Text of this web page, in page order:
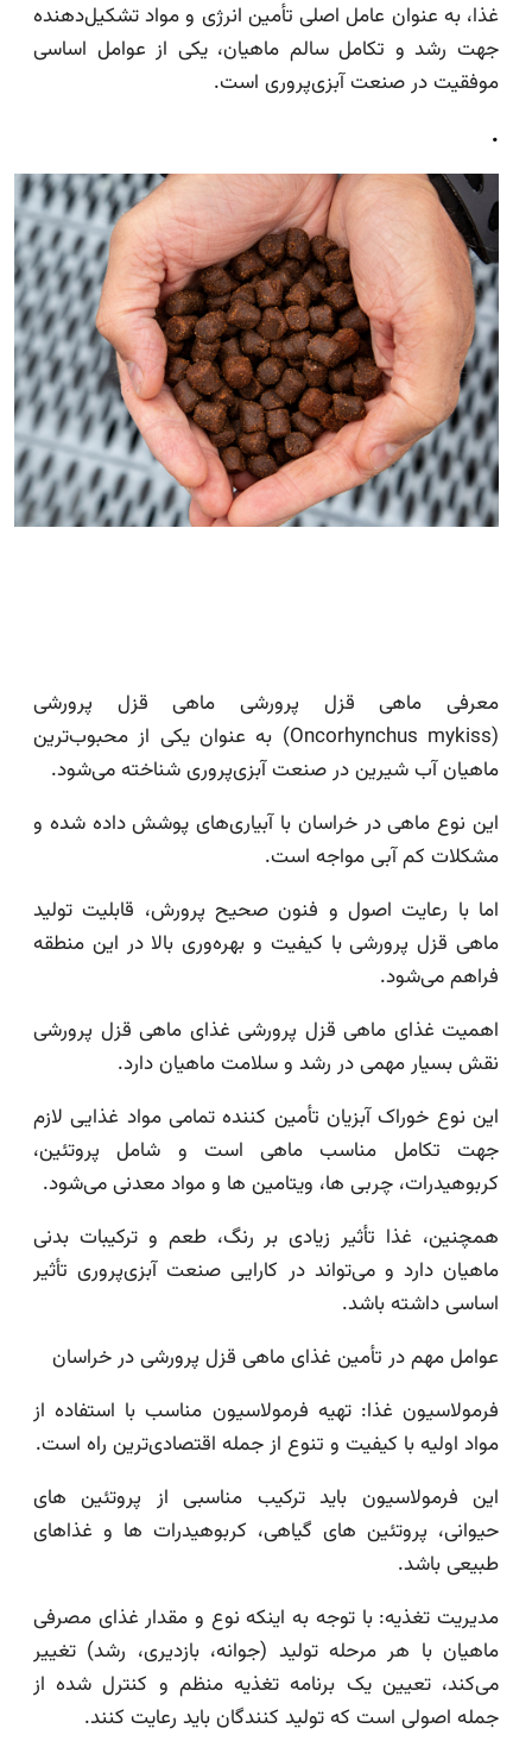
غذا، به عنوان عامل اصلی تأمین انرژی و مواد تشکیل‌دهنده
جهت رشد و تکامل سالم ماهیان، یکی از عوامل اساسی
موفقیت در صنعت آبزی‌پروری است.
.
معرفی ماهی قزل پرورشی ماهی قزل پرورشی
(Oncorhynchus mykiss) به عنوان یکی از محبوب‌ترین
ماهیان آب شیرین در صنعت آبزی‌پروری شناخته می‌شود.
این نوع ماهی در خراسان با آبیاری‌های پوشش داده شده و
مشکلات کم آبی مواجه است.
اما با رعایت اصول و فنون صحیح پرورش، قابلیت تولید
ماهی قزل پرورشی با کیفیت و بهره‌وری بالا در این منطقه
فراهم می‌شود.
اهمیت غذای ماهی قزل پرورشی غذای ماهی قزل پرورشی
نقش بسیار مهمی در رشد و سلامت ماهیان دارد.
این نوع خوراک آبزیان تأمین کننده تمامی مواد غذایی لازم
جهت تکامل مناسب ماهی است و شامل پروتئین،
کربوهیدرات، چربی ها، ویتامین ها و مواد معدنی می‌شود.
همچنین، غذا تأثیر زیادی بر رنگ، طعم و ترکیبات بدنی
ماهیان دارد و می‌تواند در کارایی صنعت آبزی‌پروری تأثیر
اساسی داشته باشد.
عوامل مهم در تأمین غذای ماهی قزل پرورشی در خراسان
فرمولاسیون غذا: تهیه فرمولاسیون مناسب با استفاده از
مواد اولیه با کیفیت و تنوع از جمله اقتصادی‌ترین راه است.
این فرمولاسیون باید ترکیب مناسبی از پروتئین های
حیوانی، پروتئین های گیاهی، کربوهیدرات ها و غذاهای
طبیعی باشد.
مدیریت تغذیه: با توجه به اینکه نوع و مقدار غذای مصرفی
ماهیان با هر مرحله تولید (جوانه، بازدیری، رشد) تغییر
می‌کند، تعیین یک برنامه تغذیه منظم و کنترل شده از
جمله اصولی است که تولید کنندگان باید رعایت کنند.